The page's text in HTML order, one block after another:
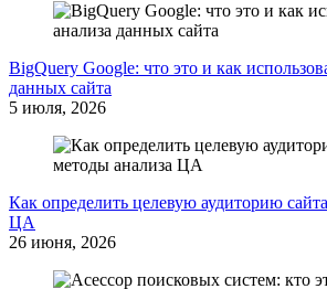
BigQuery Google: что это и как
данных сайта
5 июля, 2026
Как определить целевую аудиторию
ЦА
26 июня, 2026